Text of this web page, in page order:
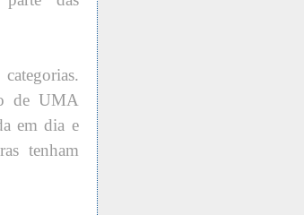
de UMA
em dia e
tenham